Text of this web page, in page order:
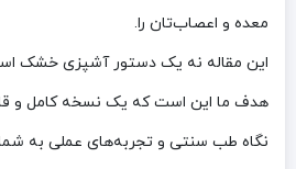
معده و اعصاب‌تان را.
این مقاله نه یک دستور آشپزی خشک
هدف ما این است که یک نسخه کامل و قابل
نگاه طب سنتی و تجربه‌های عملی به